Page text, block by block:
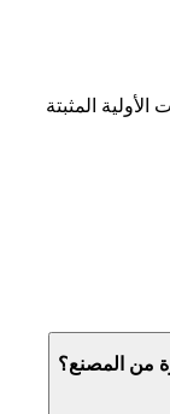
المثبتة
من المصنع؟